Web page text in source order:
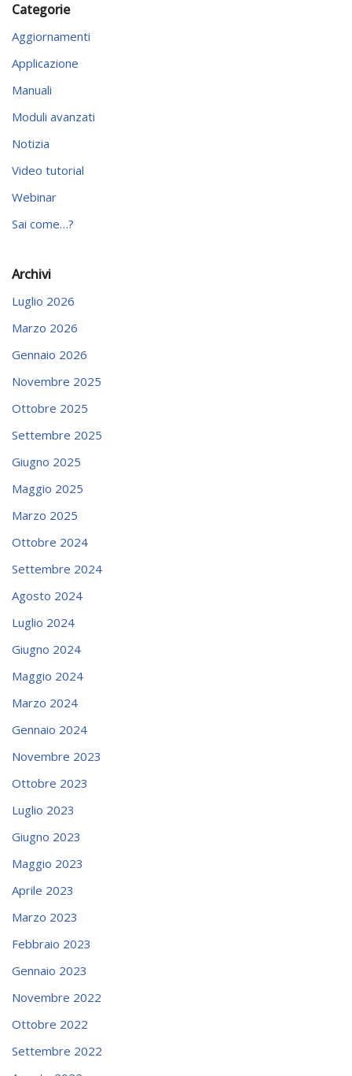
Categorie
Aggiornamenti
Applicazione
Manuali
Moduli avanzati
Notizia
Video tutorial
Webinar
Sai come…?
Archivi
Luglio 2026
Marzo 2026
Gennaio 2026
Novembre 2025
Ottobre 2025
Settembre 2025
Giugno 2025
Maggio 2025
Marzo 2025
Ottobre 2024
Settembre 2024
Agosto 2024
Luglio 2024
Giugno 2024
Maggio 2024
Marzo 2024
Gennaio 2024
Novembre 2023
Ottobre 2023
Luglio 2023
Giugno 2023
Maggio 2023
Aprile 2023
Marzo 2023
Febbraio 2023
Gennaio 2023
Novembre 2022
Ottobre 2022
Settembre 2022